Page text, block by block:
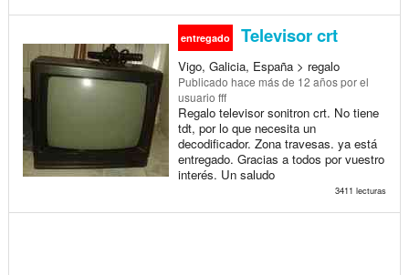
entregado Televisor crt
Vigo, Galicia, España > regalo
Publicado hace más de 12 añospor el
usuario fff
Regalo televisor sonitron crt. No tiene
tdt, por lo que necesita un
decodificador. Zona travesas. ya está
entregado. Gracias a todos por vuestro
interés. Un saludo
3411 lecturas